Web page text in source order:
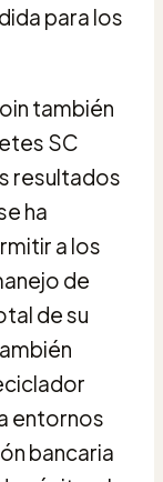
para los
también
SC
resultados
ha
a los
de
de su
entornos
bancaria